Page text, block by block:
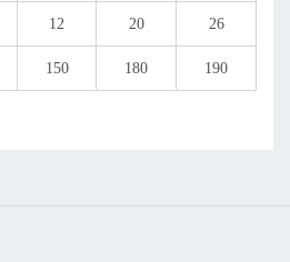
12 20 26
150 180 190